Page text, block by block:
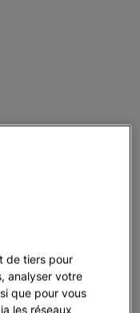
de tiers pour
analyser votre
que pour vous
les réseaux